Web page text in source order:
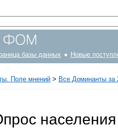
базы данных Новые
Поле мнений > Все Доминанты за
населения